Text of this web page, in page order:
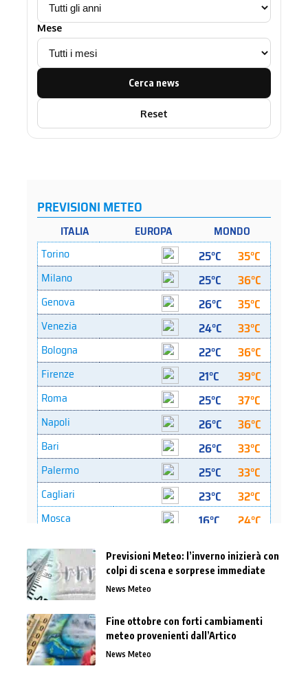
Mese
Cerca news
Reset
Previsioni Meteo: l’inverno inizierà con
colpi di scena e sorprese immediate
News Meteo
Fine ottobre con forti cambiamenti
meteo provenienti dall’Artico
News Meteo